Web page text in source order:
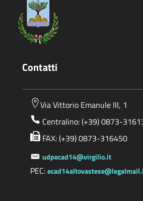
Contatti
Via Vittorio Emanule III, 1
Centralino: (+39) 0873-
FAX: (+39) 0873-316450
udpecad14@virgilio.it
PEC: